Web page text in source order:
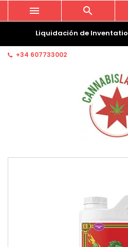
Liquidación de Inventatio
+34 607733002
 